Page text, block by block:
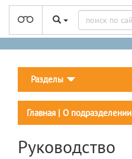
Разделы
Главная | О подразделении
Руководство